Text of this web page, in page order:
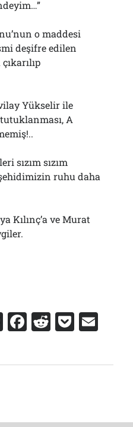
o maddesi
deşifre edilen
Yükselir ile
A
sızım sızım
ruhu daha
Kılınç’a ve Murat
M
st
o
F
c
o
R
d
P
c ai